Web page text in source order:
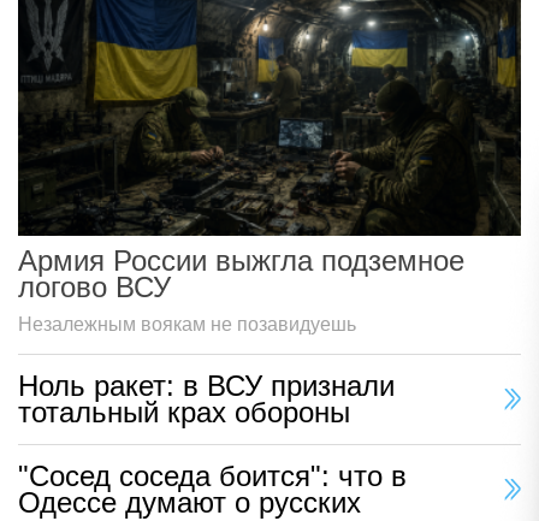
Армия России выжгла подземное
логово ВСУ
Незалежным воякам не позавидуешь
Ноль ракет: в ВСУ признали
тотальный крах обороны
"Сосед соседа боится": что в
Одессе думают о русских